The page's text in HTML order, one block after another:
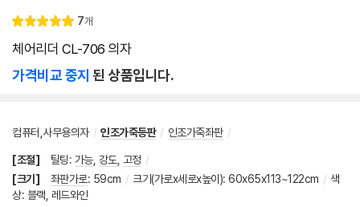
별
점
5.
0
리
7개
체어리더 CL-706 의자
가격비교 중지 된 상품입니다.
컴퓨터,사무용의자 / 인조가죽등판 / 인조가죽좌판 /
[조절] 틸팅: 가능, 강도 고정 /
[크기]
좌판가로: 59cm / 크기(가로x세로x높이): 60x65x113~122cm / 색
상: 블랙, 레드와인